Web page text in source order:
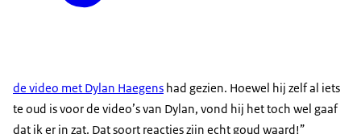
de video met Dylan Haegens had gezien. Hoewel hij zelf al iets
te oud is voor de video’s van Dylan, vond hij het toch wel gaaf
dat ik er in zat. Dat soort reacties zijn echt goud waard!”